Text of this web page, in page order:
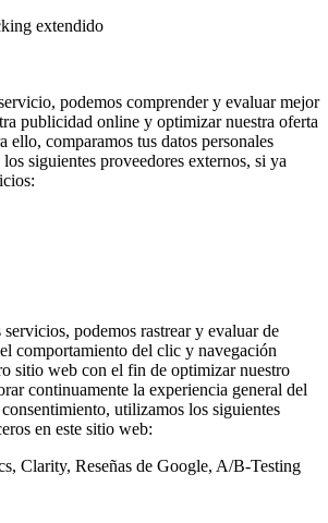
extendido
podemos comprender y evaluar mejor
publicidad online y optimizar nuestra oferta
ello, comparamos tus datos personales
siguientes proveedores externos, si ya
servicios, podemos rastrear y evaluar de
comportamiento del clic y navegación
sitio web con el fin de optimizar nuestro
continuamente la experiencia general del
utilizamos los siguientes
en este sitio web:
Clarity, Reseñas de Google, A/B-Testing